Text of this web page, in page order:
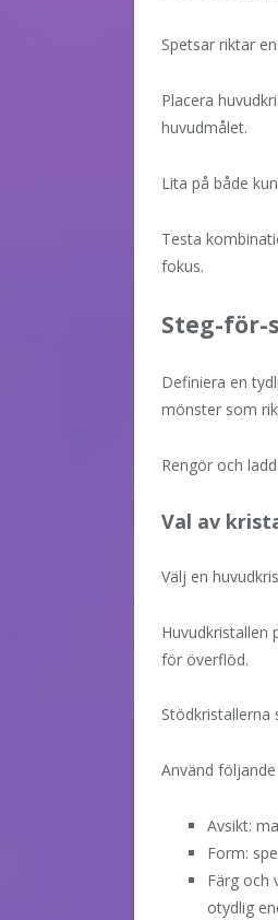
Spetsar riktar
Placera
huvudmålet.
Lita på både
Testa
fokus.
Steg-för-
Definiera en
mönster som
Rengör och
Val av
Välj en
Huvudkristallen
för överflöd.
Stödkristallerna
Använd
Avsikt:
Form:
Färg och
otydlig